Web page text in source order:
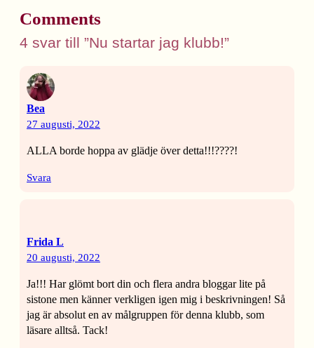
Comments
4 svar till ”Nu startar jag klubb!”
Bea
27 augusti, 2022
ALLA borde hoppa av glädje över detta!!!????!
Svara
Frida L
20 augusti, 2022
Ja!!! Har glömt bort din och flera andra bloggar lite på
sistone men känner verkligen igen mig i beskrivningen! Så
jag är absolut en av målgruppen för denna klubb, som
läsare alltså. Tack!